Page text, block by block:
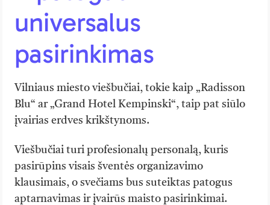
universalus
pasirinkimas
Vilniaus miesto viešbučiai, tokie kaip „Radisson
Blu“ ar „Grand Hotel Kempinski“, taip pat siūlo
įvairias erdves krikštynoms.
Viešbučiai turi profesionalų personalą, kuris
pasirūpins visais šventės organizavimo
klausimais, o svečiams bus suteiktas patogus
aptarnavimas ir įvairūs maisto pasirinkimai.